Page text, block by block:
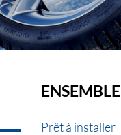
ENSEMBLE
Prêt à installer